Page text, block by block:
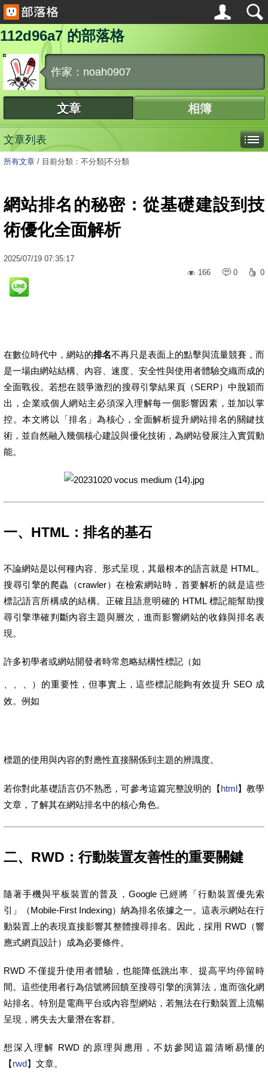
112d96a7 的部落格
作家：noah0907
文章 相簿
文章列表
所有文章 / 目前分類：不分類|不分類
網站排名的秘密：從基礎建設到技
術優化全面解析
2025/07/19 07:35:17
166
0 0
在數位時代中，網站的排名不再只是表面上的點擊與流量競賽，而
是一場由網站結構、內容、速度、安全性與使用者體驗交織而成的
全面戰役。若想在競爭激烈的搜尋引擎結果頁（SERP）中脫穎而
出，企業或個人網站主必須深入理解每一個影響因素，並加以掌
控。本文將以「排名」為核心，全面解析提升網站排名的關鍵技
術，並自然融入幾個核心建設與優化技術，為網站發展注入實質動
能。
一、HTML：排名的基石
不論網站是以何種內容、形式呈現，其最根本的語言就是 HTML。
搜尋引擎的爬蟲（crawler）在檢索網站時，首要解析的就是這些
標記語言所構成的結構。正確且語意明確的 HTML 標記能幫助搜
尋引擎準確判斷內容主題與層次，進而影響網站的收錄與排名表
現。
許多初學者或網站開發者時常忽略結構性標記（如
、、、
）的重要性，但事實上，這些標記能夠有效提升 SEO 成
效。例如
標題的使用與內容的對應性直接關係到主題的辨識度。
若你對此基礎語言仍不熟悉，可參考這篇完整說明的【html】教學
文章，了解其在網站排名中的核心角色。
二、RWD：行動裝置友善性的重要關鍵
隨著手機與平板裝置的普及，Google 已經將「行動裝置優先索
引」（Mobile-First Indexing）納為排名依據之一。這表示網站在行
動裝置上的表現直接影響其整體搜尋排名。因此，採用 RWD（響
應式網頁設計）成為必要條件。
RWD 不僅提升使用者體驗，也能降低跳出率、提高平均停留時
間。這些使用者行為信號將回饋至搜尋引擎的演算法，進而強化網
站排名。特別是電商平台或內容型網站，若無法在行動裝置上流暢
呈現，將失去大量潛在客群。
想深入理解 RWD 的原理與應用，不妨參閱這篇清晰易懂的
【rwd】文章。